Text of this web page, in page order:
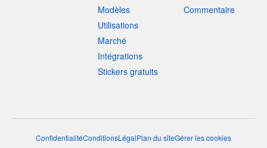
Modèles
Utilisations
Marché
Intégrations
Stickers gratuits
Commentaire
ConfidentialitéConditionsLégalPlan du siteGérer les cookies